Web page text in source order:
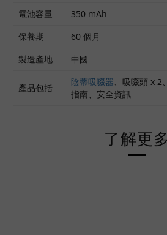
電池容量
350 mAh
保養期
60 個月
製造產地
中國
產品包括
陰蒂吸啜器、吸啜頭 x 2
指南、安全資訊
了解更多